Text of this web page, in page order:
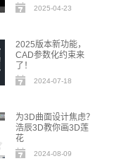
2025-04-23
2025版本新功能，
CAD参数化约束来
了！
2024-07-18
为3D曲面设计焦虑？
浩辰3D教你画3D莲
花
2024-08-09